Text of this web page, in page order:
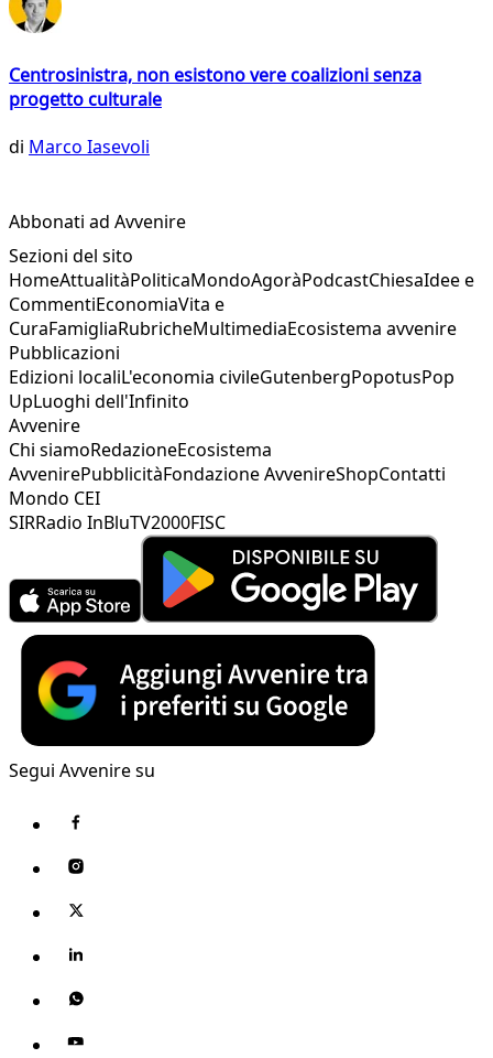
Centrosinistra, non esistono vere coalizioni senza
progetto culturale
di Marco Iasevoli
Abbonati ad Avvenire
Sezioni del sito
HomeAttualitàPoliticaMondoAgoràPodcastChiesaIdee e
CommentiEconomiaVita e
CuraFamigliaRubricheMultimediaEcosistema avvenire
Pubblicazioni
Edizioni localiL'economia civileGutenbergPopotusPop
UpLuoghi dell'Infinito
Avvenire
Chi siamoRedazioneEcosistema
AvvenirePubblicitàFondazione AvvenireShopContatti
Mondo CEI
SIRRadio InBluTV2000FISC
Segui Avvenire su